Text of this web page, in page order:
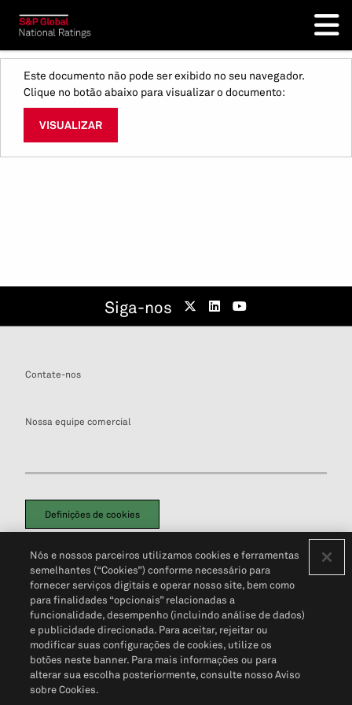
Este documento não pode ser exibido no seu navegador.
Clique no botão abaixo para visualizar o documento:
VISUALIZAR
Siga-nos
Contate-nos
Nossa equipe comercial
Definições de cookies
Política de PrivacidadePortal de privacidade do cliente (em inglês)
Não Venda Minhas Informações Pessoais© 2026 S&P Global
Nós e nossos parceiros utilizamos cookies e ferramentas
semelhantes (“Cookies”) conforme necessário para
fornecer serviços digitais e operar nosso site, bem como
para finalidades “opcionais” relacionadas a
funcionalidade, desempenho (incluindo análise de dados)
e publicidade direcionada. Para aceitar, rejeitar ou
modificar suas configurações de cookies, utilize os
botões neste banner. Para mais informações ou para
alterar sua escolha posteriormente, consulte nosso Aviso
sobre Cookies.